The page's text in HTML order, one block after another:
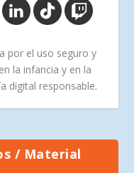
por el uso seguro y
la infancia y en la
digital responsable.
/ Material